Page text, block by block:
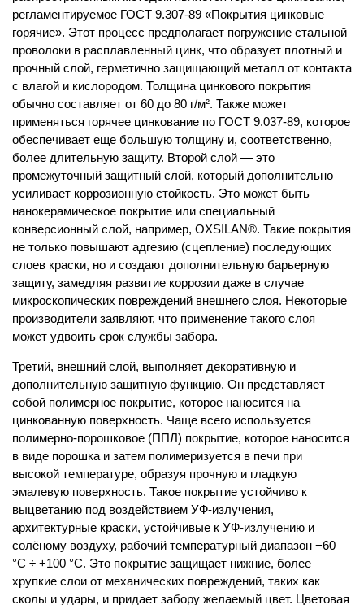
регламентируемое ГОСТ 9.307-89 «Покрытия цинковые
горячие». Этот процесс предполагает погружение стальной
проволоки в расплавленный цинк, что образует плотный и
прочный слой, герметично защищающий металл от контакта
с влагой и кислородом. Толщина цинкового покрытия
обычно составляет от 60 до 80 г/м². Также может
применяться горячее цинкование по ГОСТ 9.037-89, которое
обеспечивает еще большую толщину и, соответственно,
более длительную защиту. Второй слой — это
промежуточный защитный слой, который дополнительно
усиливает коррозионную стойкость. Это может быть
нанокерамическое покрытие или специальный
конверсионный слой, например, OXSILAN®. Такие покрытия
не только повышают адгезию (сцепление) последующих
слоев краски, но и создают дополнительную барьерную
защиту, замедляя развитие коррозии даже в случае
микроскопических повреждений внешнего слоя. Некоторые
производители заявляют, что применение такого слоя
может удвоить срок службы забора.
Третий, внешний слой, выполняет декоративную и
дополнительную защитную функцию. Он представляет
собой полимерное покрытие, которое наносится на
цинкованную поверхность. Чаще всего используется
полимерно-порошковое (ППЛ) покрытие, которое наносится
в виде порошка и затем полимеризуется в печи при
высокой температуре, образуя прочную и гладкую
эмалевую поверхность. Такое покрытие устойчиво к
выцветанию под воздействием УФ-излучения,
архитектурные краски, устойчивые к УФ-излучению и
солёному воздуху, рабочий температурный диапазон −60
°C ÷ +100 °C. Это покрытие защищает нижние, более
хрупкие слои от механических повреждений, таких как
сколы и удары, и придает забору желаемый цвет. Цветовая